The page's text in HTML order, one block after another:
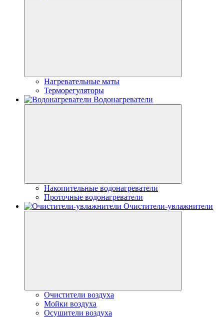
Нагревательные маты
Терморегуляторы
Водонагреватели
Накопительные водонагреватели
Проточные водонагреватели
Очистители-увлажнители
Очистители воздуха
Мойки воздуха
Осушители воздуха